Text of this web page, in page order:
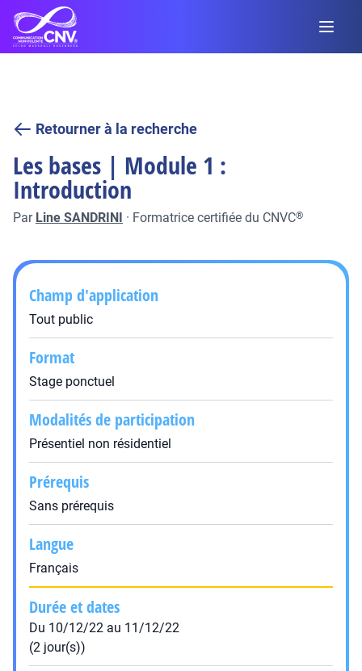
Retourner à la recherche
Les bases | Module 1 :
Introduction
Par Line SANDRINI · Formatrice certifiée du CNVC®
Champ d'application
Tout public
Format
Stage ponctuel
Modalités de participation
Présentiel non résidentiel
Prérequis
Sans prérequis
Langue
Français
Durée et dates
Du 10/12/22 au 11/12/22
(2 jour(s))